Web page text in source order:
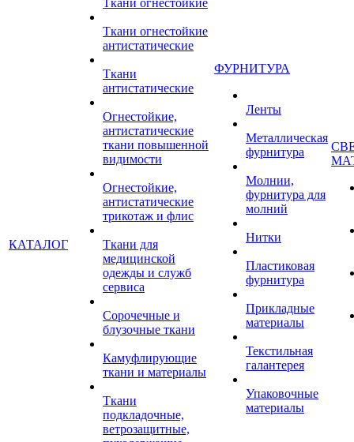
КАТАЛОГ
Ткани огнестойкие
Ткани огнестойкие
антистатические
Ткани
антистатические
Огнестойкие,
антистатические
ткани повышенной
видимости
Огнестойкие,
антистатические
трикотаж и флис
Ткани для
медицинской
одежды и служб
сервиса
Сорочечные и
блузочные ткани
Камуфлирующие
ткани и материалы
Ткани
подкладочные,
ветрозащитные,
ФУРНИТУРА
Ленты
Металлическая
фурнитура
Молнии,
фурнитура для
молний
Нитки
Пластиковая
фурнитура
Прикладные
материалы
Текстильная
галантерея
Упаковочные
материалы